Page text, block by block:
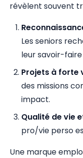
révèlent souvent
Les seniors
leur savoir-
Projets à forte
des missions
impact.
Qualité de vie
pro/vie perso
Une marque